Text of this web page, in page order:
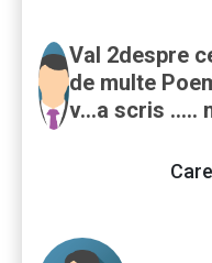
Val 2despre
de multe
v...a scris .....